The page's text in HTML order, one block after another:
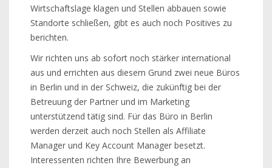
Wirtschaftslage klagen und Stellen abbauen sowie
Standorte schließen, gibt es auch noch Positives zu
berichten.
Wir richten uns ab sofort noch stärker international
aus und errichten aus diesem Grund zwei neue Büros
in Berlin und in der Schweiz, die zukünftig bei der
Betreuung der Partner und im Marketing
unterstützend tätig sind. Für das Büro in Berlin
werden derzeit auch noch Stellen als Affiliate
Manager und Key Account Manager besetzt.
Interessenten richten Ihre Bewerbung an